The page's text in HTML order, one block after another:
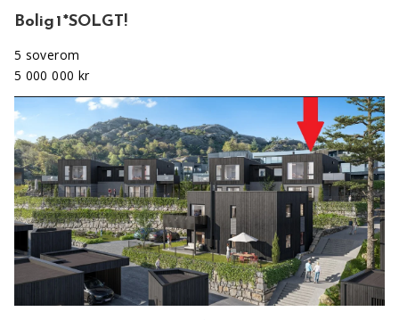
Bolig 1 *SOLGT!
5 soverom
5 000 000 kr